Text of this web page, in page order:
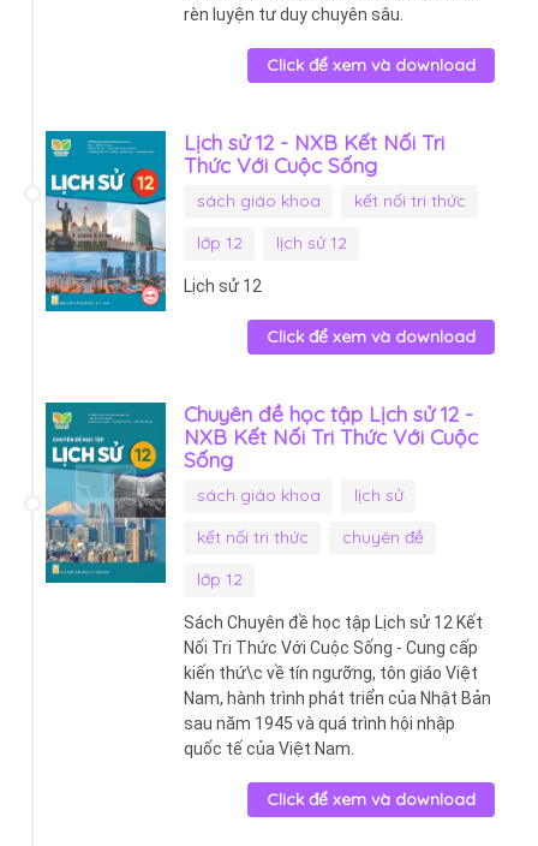
rèn luyện tư duy chuyên sâu.
Click để xem và download
Lịch sử 12 - NXB Kết Nối Tri
Thức Với Cuộc Sống
sách giáo khoa
kết nối tri thức
lớp 12
lịch sử 12
Lịch sử 12
Click để xem và download
Chuyên đề học tập Lịch sử 12 -
NXB Kết Nối Tri Thức Với Cuộc
Sống
sách giáo khoa
lịch sử
kết nối tri thức
chuyên đề
lớp 12
Sách Chuyên đề học tập Lịch sử 12 Kết
Nối Tri Thức Với Cuộc Sống - Cung cấp
kiến thứ\c về tín ngưỡng, tôn giáo Việt
Nam, hành trình phát triển của Nhật Bản
sau năm 1945 và quá trình hội nhập
quốc tế của Việt Nam.
Click để xem và download